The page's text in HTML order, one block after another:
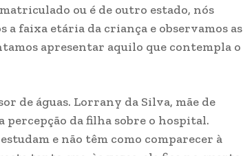
ou é de outro estado, nós
a faixa etária da criança e observamos as
apresentar aquilo que contempla o
de águas. Lorrany da Silva, mãe de
percepção da filha sobre o hospital.
e não têm como comparecer à